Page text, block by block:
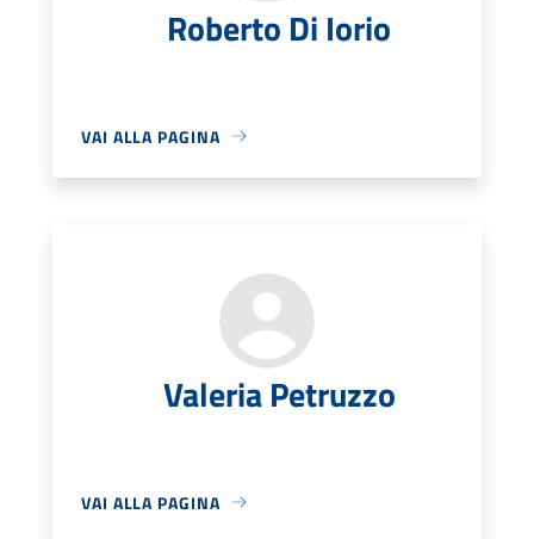
Roberto Di Iorio
VAI ALLA PAGINA
Valeria Petruzzo
VAI ALLA PAGINA